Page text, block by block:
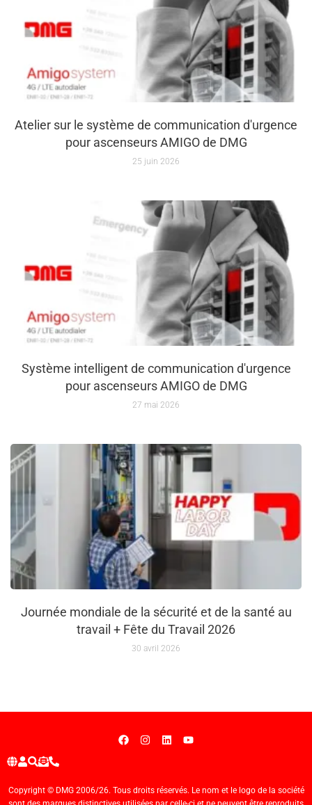
Atelier sur le système de communication d'urgence
pour ascenseurs AMIGO de DMG
25 juin 2026
Système intelligent de communication d'urgence
pour ascenseurs AMIGO de DMG
27 mai 2026
Journée mondiale de la sécurité et de la santé au
travail + Fête du Travail 2026
30 avril 2026
Copyright © DMG 2006/26. Tous droits réservés. Le nom et le logo de la société